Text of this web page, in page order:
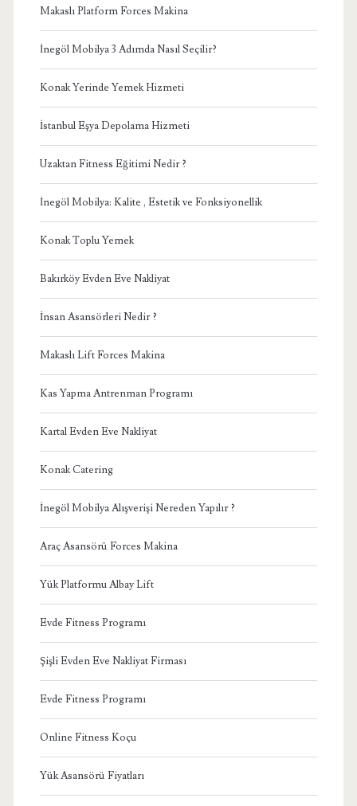
Makaslı Platform Forces Makina
İnegöl Mobilya 3 Adımda Nasıl Seçilir?
Konak Yerinde Yemek Hizmeti
İstanbul Eşya Depolama Hizmeti
Uzaktan Fitness Eğitimi Nedir ?
İnegöl Mobilya: Kalite , Estetik ve Fonksiyonellik
Konak Toplu Yemek
Bakırköy Evden Eve Nakliyat
İnsan Asansörleri Nedir ?
Makaslı Lift Forces Makina
Kas Yapma Antrenman Programı
Kartal Evden Eve Nakliyat
Konak Catering
İnegöl Mobilya Alışverişi Nereden Yapılır ?
Araç Asansörü Forces Makina
Yük Platformu Albay Lift
Evde Fitness Programı
Şişli Evden Eve Nakliyat Firması
Evde Fitness Programı
Online Fitness Koçu
Yük Asansörü Fiyatları